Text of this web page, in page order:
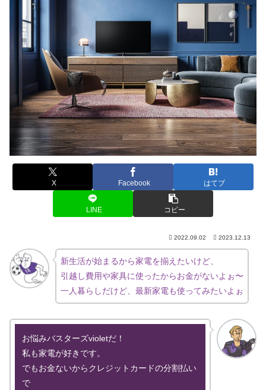
X Facebook はてブ
LINE コピー
2022.09.02 2023.12.13
新生活が始まるから家電を揃えたいけど、
引越し費用や家具に使ったからお金がないよぉ〜
一人暮らしだけど、最新家電も使ってみたいよぉ
お悩みバスターズvioletだ！
私も家電が好きです。
でもお金ないからクレジットカードの分割払い
で